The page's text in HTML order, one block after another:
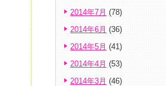
2014年7月 (78)
2014年6月 (36)
2014年5月 (41)
2014年4月 (53)
2014年3月 (46)